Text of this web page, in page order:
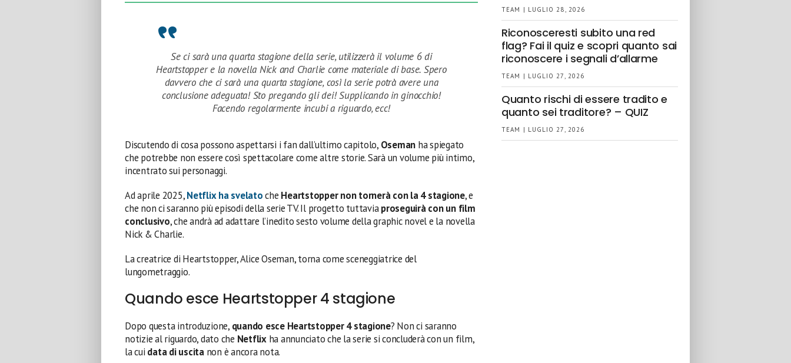
Se ci sarà una quarta stagione della serie, utilizzerà il volume 6 di
Heartstopper e la novella Nick and Charlie come materiale di base. Spero
davvero che ci sarà una quarta stagione, così la serie potrà avere una
conclusione adeguata! Sto pregando gli dei! Supplicando in ginocchio!
Facendo regolarmente incubi a riguardo, ecc!
Discutendo di cosa possono aspettarsi i fan dall’ultimo capitolo, Oseman ha spiegato
che potrebbe non essere così spettacolare come altre storie. Sarà un volume più intimo,
incentrato sui personaggi.
Ad aprile 2025,Netflix ha svelatoche Heartstopper non tornerà con la 4 stagione, e
che non ci saranno più episodi della serie TV. Il progetto tuttaviaproseguirà con un film
conclusivo, che andrà ad adattare l’inedito sesto volume della graphic novel e la novella
Nick & Charlie.
La creatrice di Heartstopper, Alice Oseman, torna come sceneggiatrice del
lungometraggio.
Quando esce Heartstopper 4 stagione
Dopo questa introduzione, quando esce Heartstopper 4 stagione? Non ci saranno
notizie al riguardo, dato che Netflixha annunciato che la serie si concluderà con un film,
la cui data di uscita non è ancora nota.
TEAM | LUGLIO 28, 2026
Riconosceresti subito una red
flag? Fai il quiz e scopri quanto sai
riconoscere i segnali d’allarme
TEAM | LUGLIO 27, 2026
Quanto rischi di essere tradito e
quanto sei traditore? – QUIZ
TEAM | LUGLIO 27, 2026